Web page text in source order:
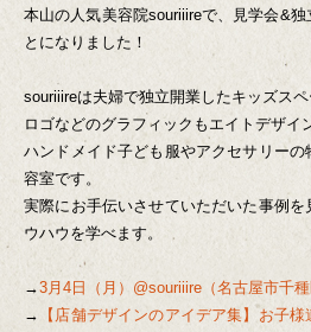
本山の人気美容院souriiireで、見学会&
とになりました！
souriiireは夫婦で独立開業したキッズスペ
ロゴなどのグラフィックもエイトデザイ
ハンドメイド子ども服やアクセサリー
容室です。
実際にお手伝いさせていただいた事例を
ウハウを学べます。
→3月4日（月）@souriiire（名古屋市千種
→
【店舗デザインのアイデア集】お子